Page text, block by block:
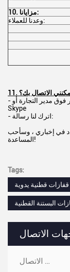
الاتصال
جهات الاتصال:
10. مزايانا:
وعدنا للعملاء:
يمكنني الاتصال بك؟
- إذا كنت متصلاً بالإنترنت ، فما عليك سوى النقر فوق مدير التجارة أو
Skype
- اترك لنا رسالة:
في إخباري ، وسأحب
المساعدة!
Tags:
قفازات قطنية يدوية
البستنة القطنية